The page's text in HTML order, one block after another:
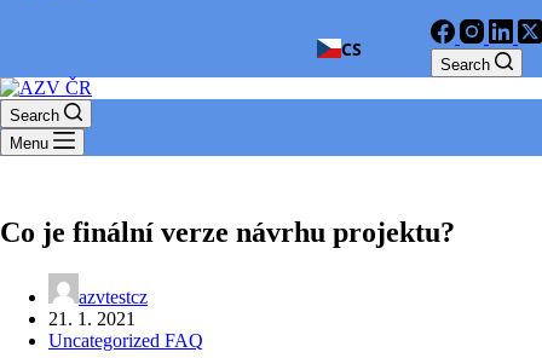
Search
CS
Search
Menu
Co je finální verze návrhu projektu?
azvtestcz
21. 1. 2021
Uncategorized FAQ